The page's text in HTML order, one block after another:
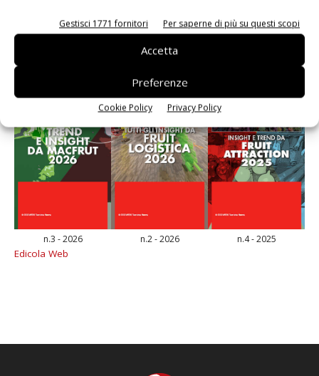
Gestisci 1771 fornitori Per saperne di più su questi scopi
Accetta
Preferenze
Cookie Policy Privacy Policy
n.3 - 2026 n.2 - 2026 n.4 - 2025
Edicola Web